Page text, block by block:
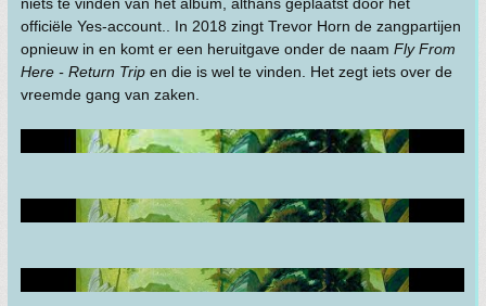
officiële Yes-account.. In 2018 zingt Trevor Horn de zangpartijen
opnieuw in en komt er een heruitgave onder de naam Fly From
Here - Return Trip en die is wel te vinden. Het zegt iets over de
vreemde gang van zaken.